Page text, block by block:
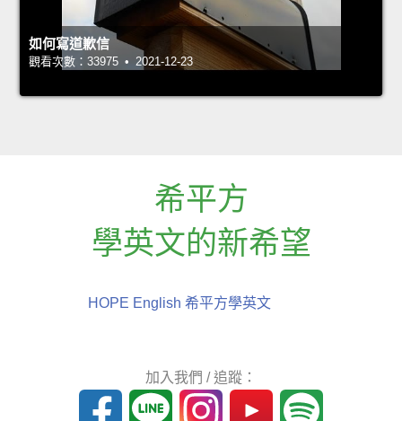
如何寫道歉信
觀看次數：33975 • 2021-12-23
希平方
學英文的新希望
HOPE English 希平方學英文
加入我們 / 追蹤：